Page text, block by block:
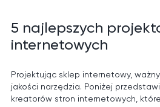
5 najlepszych
internetowych
Projektując sklep internetowy,
jakości narzędzia. Poniżej
kreatorów stron internetowych,